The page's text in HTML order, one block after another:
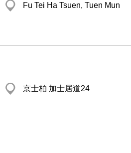
Fu Tei Ha Tsuen, Tuen Mun
京士柏 加士居道24